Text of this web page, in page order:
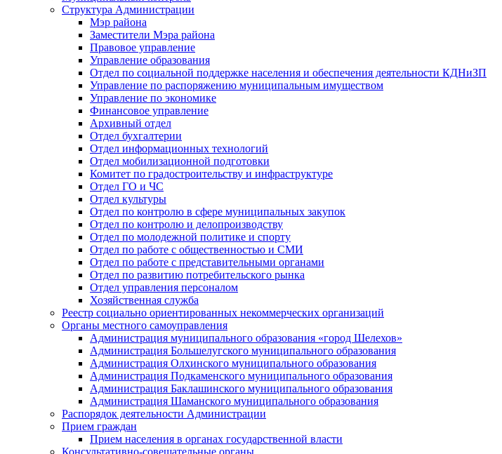
Структура Администрации
Мэр района
Заместители Мэра района
Правовое управление
Управление образования
Отдел по социальной поддержке населения и обеспечения деятельности КДНиЗП
Управление по распоряжению муниципальным имуществом
Управление по экономике
Финансовое управление
Архивный отдел
Отдел бухгалтерии
Отдел информационных технологий
Отдел мобилизационной подготовки
Комитет по градостроительству и инфраструктуре
Отдел ГО и ЧС
Отдел культуры
Отдел по контролю в сфере муниципальных закупок
Отдел по контролю и делопроизводству
Отдел по молодежной политике и спорту
Отдел по работе с общественностью и СМИ
Отдел по работе с представительными органами
Отдел по развитию потребительского рынка
Отдел управления персоналом
Хозяйственная служба
Реестр социально ориентированных некоммерческих организаций
Органы местного самоуправления
Администрация муниципального образования «город Шелехов»
Администрация Большелугского муниципального образования
Администрация Олхинского муниципального образования
Администрация Подкаменского муниципального образования
Администрация Баклашинского муниципального образования
Администрация Шаманского муниципального образования
Распорядок деятельности Администрации
Прием граждан
Прием населения в органах государственной власти
Консультативно-совещательные органы